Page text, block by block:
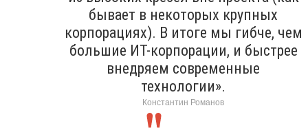
бывает в некоторых крупных
корпорациях). В итоге мы гибче, чем
большие ИТ-корпорации, и быстрее
внедряем современные
технологии».
Константин Романов